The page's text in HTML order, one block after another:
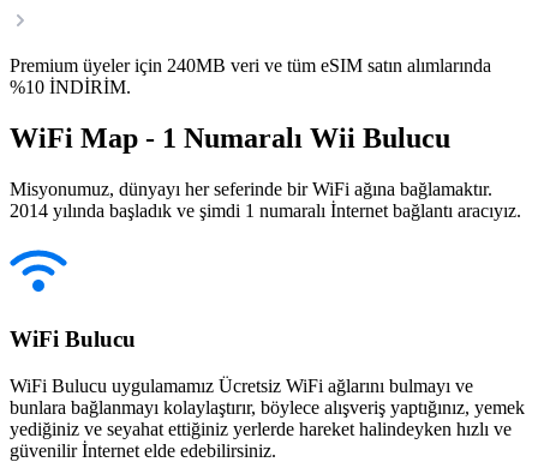
Premium üyeler için 240MB veri ve tüm eSIM satın alımlarında
%10 İNDİRİM.
WiFi Map - 1 Numaralı Wii Bulucu
Misyonumuz, dünyayı her seferinde bir WiFi ağına bağlamaktır.
2014 yılında başladık ve şimdi 1 numaralı İnternet bağlantı aracıyız.
WiFi Bulucu
WiFi Bulucu uygulamamız Ücretsiz WiFi ağlarını bulmayı ve
bunlara bağlanmayı kolaylaştırır, böylece alışveriş yaptığınız, yemek
yediğiniz ve seyahat ettiğiniz yerlerde hareket halindeyken hızlı ve
güvenilir İnternet elde edebilirsiniz.